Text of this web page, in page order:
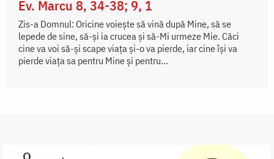
Ev. Marcu 8, 34-38; 9, 1
Zis-a Domnul: Oricine voiește să vină după Mine, să se
lepede de sine, să-și ia crucea și să-Mi urmeze Mie. Căci
cine va voi să-și scape viața și-o va pierde, iar cine își va
pierde viața sa pentru Mine și pentru...